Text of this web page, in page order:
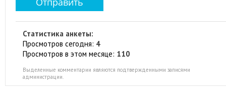
Статистика анкеты:
Просмотров сегодня: 4
Просмотров в этом месяце: 110
Выделенные комментарии являются подтвержденными записями
администрации.